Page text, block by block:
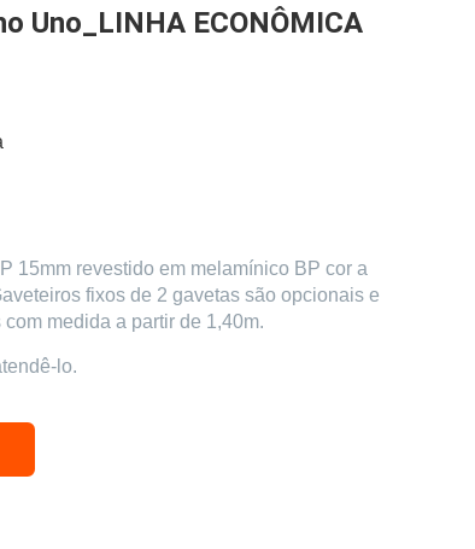
Uno_LINHA ECONÔMICA
15mm revestido em melamínico BP cor a
fixos de 2 gavetas são opcionais e
medida a partir de 1,40m.
lo.